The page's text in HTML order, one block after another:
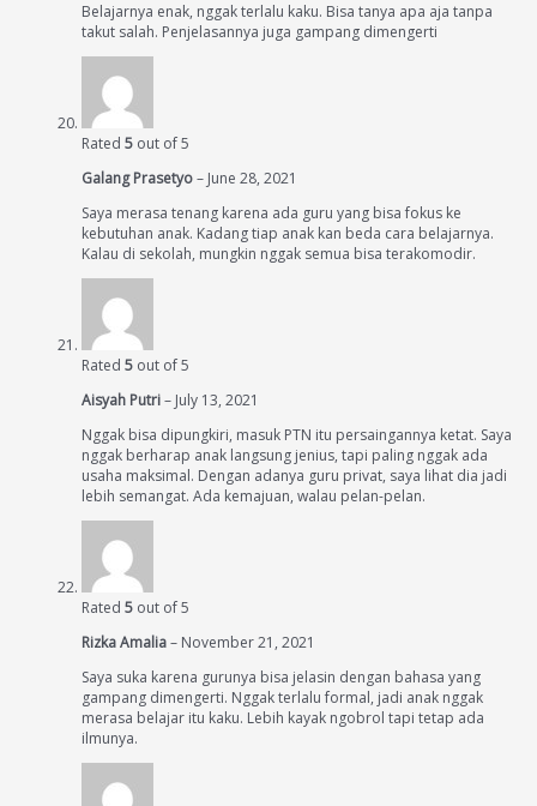
Belajarnya enak, nggak terlalu kaku. Bisa tanya apa aja tanpa
takut salah. Penjelasannya juga gampang dimengerti
Rated 5 out of 5
Galang Prasetyo– June 28, 2021
Saya merasa tenang karena ada guru yang bisa fokus ke
kebutuhan anak. Kadang tiap anak kan beda cara belajarnya.
Kalau di sekolah, mungkin nggak semua bisa terakomodir.
Rated 5 out of 5
Aisyah Putri– July 13, 2021
Nggak bisa dipungkiri, masuk PTN itu persaingannya ketat. Saya
nggak berharap anak langsung jenius, tapi paling nggak ada
usaha maksimal. Dengan adanya guru privat, saya lihat dia jadi
lebih semangat. Ada kemajuan, walau pelan-pelan.
Rated 5 out of 5
Rizka Amalia– November 21, 2021
Saya suka karena gurunya bisa jelasin dengan bahasa yang
gampang dimengerti. Nggak terlalu formal, jadi anak nggak
merasa belajar itu kaku. Lebih kayak ngobrol tapi tetap ada
ilmunya.